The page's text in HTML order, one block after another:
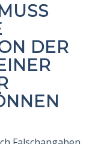
DER